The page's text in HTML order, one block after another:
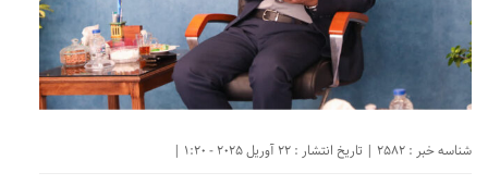
شناسه خبر : 2582 | تاریخ انتشار : 22 آوریل 2025 - 1:20 |